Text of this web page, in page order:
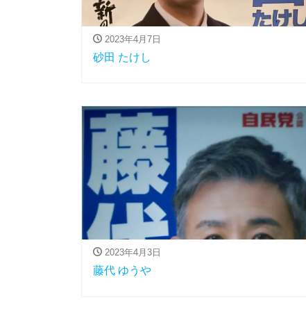
2023年4月7日
砂田 たけし
2023年4月3日
藤代 ゆうや